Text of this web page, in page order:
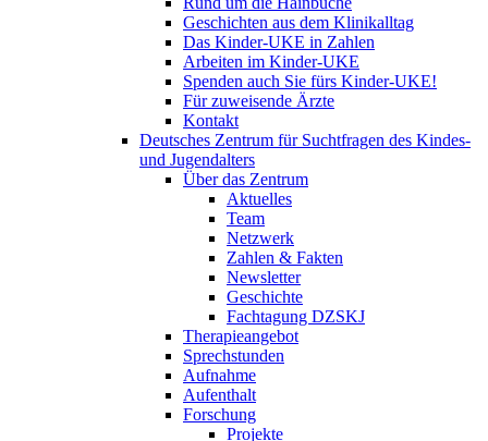
Geschichten aus dem Klinikalltag
Das Kinder-UKE in Zahlen
Arbeiten im Kinder-UKE
Spenden auch Sie fürs Kinder-UKE!
Für zuweisende Ärzte
Kontakt
Deutsches Zentrum für Suchtfragen des Kindes-
und Jugendalters
Über das Zentrum
Aktuelles
Team
Netzwerk
Zahlen & Fakten
Newsletter
Geschichte
Fachtagung DZSKJ
Therapieangebot
Sprechstunden
Aufnahme
Aufenthalt
Forschung
Projekte